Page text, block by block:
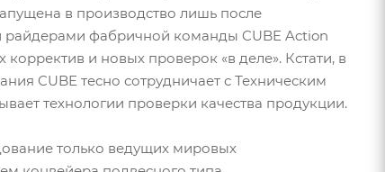
в производство лишь после
райдерами фабричной команды CUBE Action
и новых проверок «в деле». Кстати, в
CUBE тесно сотрудничает с Техническим
технологии проверки качества продукции.
только ведущих мировых